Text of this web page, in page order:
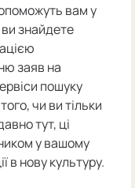
вам у
знайдете
заяв на
пошуку
чи ви тільки
тут, ці
у вашому
в нову культуру.